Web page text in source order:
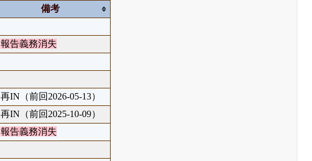
備考
報告義務消失
再IN（前回2026-05-13）
再IN（前回2025-10-09）
報告義務消失